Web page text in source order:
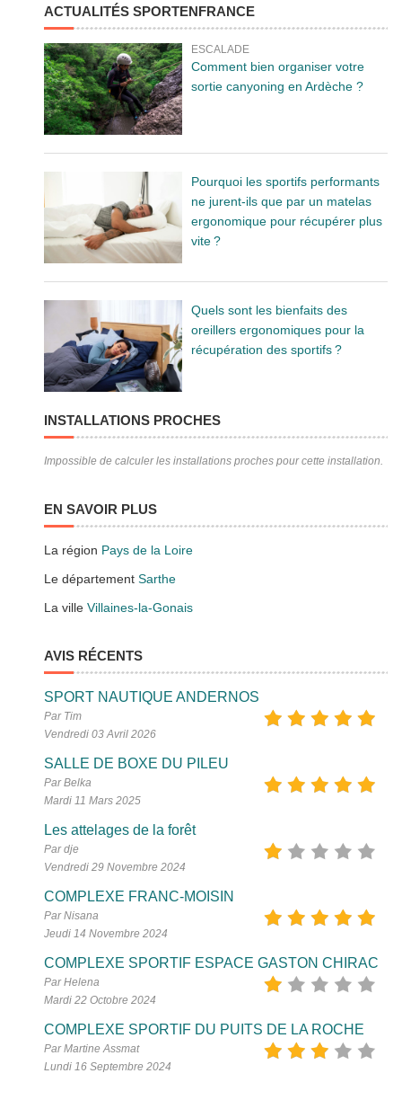
ACTUALITÉS SPORTENFRANCE
ESCALADE
Comment bien organiser votre
sortie canyoning en Ardèche ?
Pourquoi les sportifs performants
ne jurent-ils que par un matelas
ergonomique pour récupérer plus
vite ?
Quels sont les bienfaits des
oreillers ergonomiques pour la
récupération des sportifs ?
INSTALLATIONS PROCHES
Impossible de calculer les installations proches pour cette installation.
EN SAVOIR PLUS
La région Pays de la Loire
Le départementSarthe
La villeVillaines-la-Gonais
AVIS RÉCENTS
SPORT NAUTIQUE ANDERNOS
Par Tim
Vendredi 03 Avril 2026
SALLE DE BOXE DU PILEU
Par Belka
Mardi 11 Mars 2025
Les attelages de la forêt
Par dje
Vendredi 29 Novembre 2024
COMPLEXE FRANC-MOISIN
Par Nisana
Jeudi 14 Novembre 2024
COMPLEXE SPORTIF ESPACE GASTON CHIRAC
Par Helena
Mardi 22 Octobre 2024
COMPLEXE SPORTIF DU PUITS DE LA ROCHE
Par Martine Assmat
Lundi 16 Septembre 2024